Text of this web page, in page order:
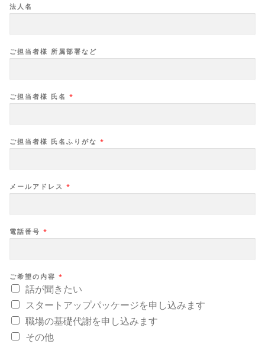
法人名
ご担当者様 所属部署など
ご担当者様 氏名 *
ご担当者様 氏名ふりがな *
メールアドレス *
電話番号 *
ご希望の内容 *
話が聞きたい
スタートアップパッケージを申し込みます
職場の基礎代謝を申し込みます
その他